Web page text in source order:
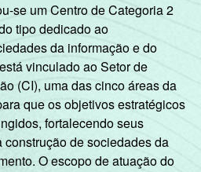
se um Centro de Categoria 2
tipo dedicado ao
da informação e do
vinculado ao Setor de
(CI), uma das cinco áreas da
que os objetivos estratégicos
fortalecendo seus
construção de sociedades da
O escopo de atuação do